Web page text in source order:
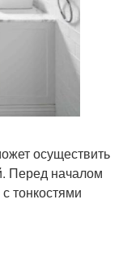
осуществить
Перед началом
тонкостями